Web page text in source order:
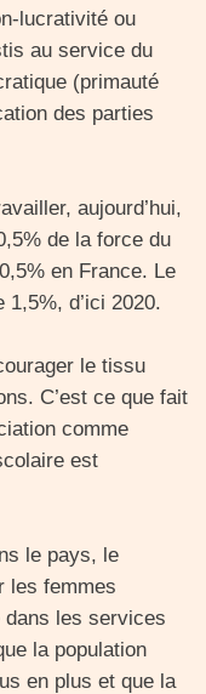
lucrativité ou
au service du
(primauté
des parties
aujourd’hui,
de la force du
en France. Le
1,5%, d’ici 2020.
le tissu
C’est ce que fait
comme
est
le pays, le
les femmes
dans les services
la population
en plus et que la